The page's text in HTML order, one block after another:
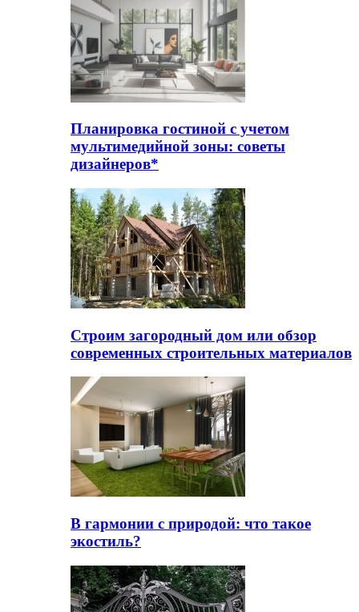
Планировка гостиной с учетом
мультимедийной зоны: советы
дизайнеров*
Строим загородный дом или обзор
современных строительных материалов
В гармонии с природой: что такое
экостиль?